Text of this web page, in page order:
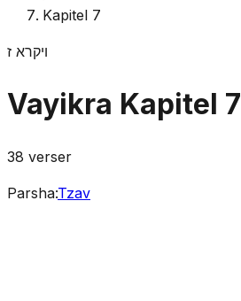
Kapitel 7
ויקרא ז
Vayikra Kapitel 7
38 verser
Parsha:Tzav